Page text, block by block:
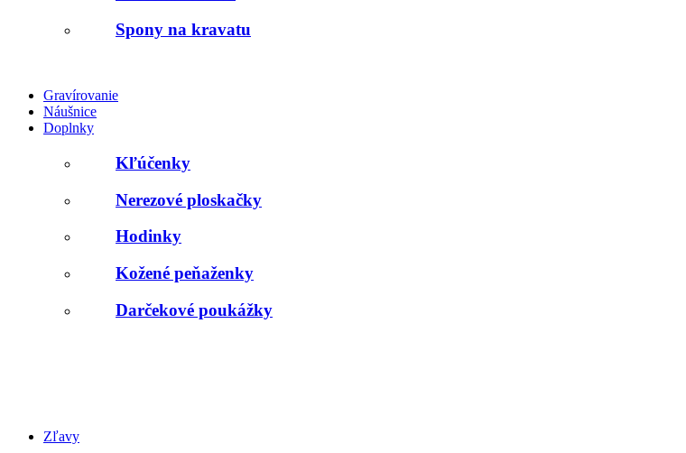
Spony na kravatu
Gravírovanie
Náušnice
Doplnky
Kľúčenky
Nerezové ploskačky
Hodinky
Kožené peňaženky
Darčekové poukážky
Zľavy